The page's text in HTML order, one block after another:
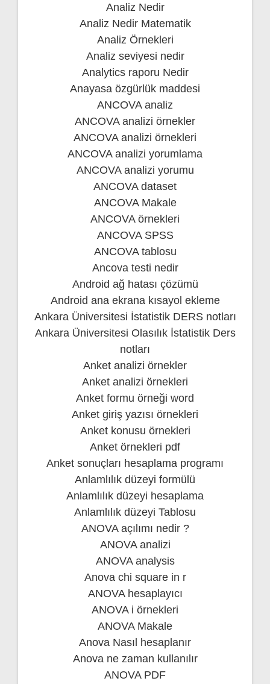
Analiz Nedir
Analiz Nedir Matematik
Analiz Örnekleri
Analiz seviyesi nedir
Analytics raporu Nedir
Anayasa özgürlük maddesi
ANCOVA analiz
ANCOVA analizi örnekler
ANCOVA analizi örnekleri
ANCOVA analizi yorumlama
ANCOVA analizi yorumu
ANCOVA dataset
ANCOVA Makale
ANCOVA örnekleri
ANCOVA SPSS
ANCOVA tablosu
Ancova testi nedir
Android ağ hatası çözümü
Android ana ekrana kısayol ekleme
Ankara Üniversitesi İstatistik DERS notları
Ankara Üniversitesi Olasılık İstatistik Ders
notları
Anket analizi örnekler
Anket analizi örnekleri
Anket formu örneği word
Anket giriş yazısı örnekleri
Anket konusu örnekleri
Anket örnekleri pdf
Anket sonuçları hesaplama programı
Anlamlılık düzeyi formülü
Anlamlılık düzeyi hesaplama
Anlamlılık düzeyi Tablosu
ANOVA açılımı nedir ?
ANOVA analizi
ANOVA analysis
Anova chi square in r
ANOVA hesaplayıcı
ANOVA i örnekleri
ANOVA Makale
Anova Nasıl hesaplanır
Anova ne zaman kullanılır
ANOVA PDF